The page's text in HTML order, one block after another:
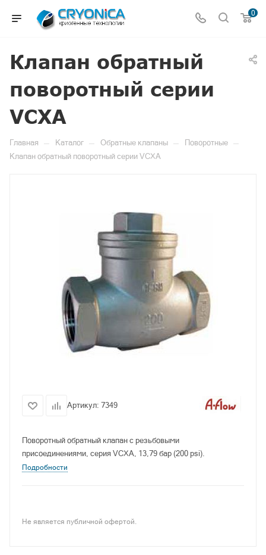
0
Клапан обратный
поворотный серии
VCXA
Главная — Каталог — Обратные клапаны — Поворотные —
Клапан обратный поворотный серии VCXA
Артикул: 7349
Поворотный обратный клапан с резьбовыми
присоединениями, серия VCXA, 13,79 бар (200 psi).
Подробности
Не является публичной офертой.